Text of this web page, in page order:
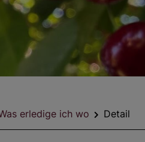
erledige ich wo Detail